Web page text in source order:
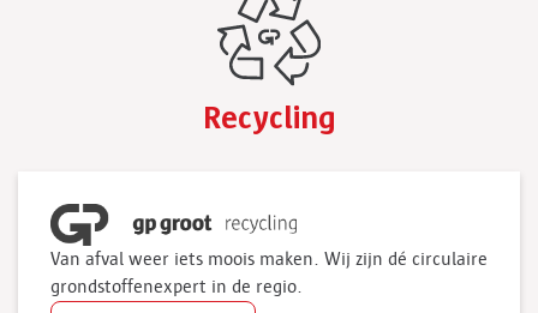
Recycling
Van afval weer iets moois maken. Wij zijn dé circulaire
grondstoffenexpert in de regio.